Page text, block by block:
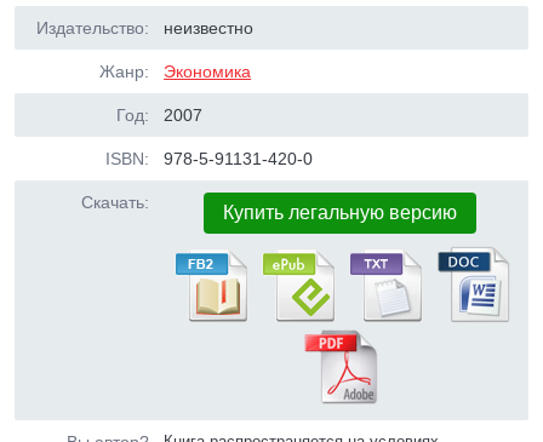
Издательство: неизвестно
Жанр: Экономика
Год: 2007
ISBN: 978-5-91131-420-0
Скачать: Купить легальную версию